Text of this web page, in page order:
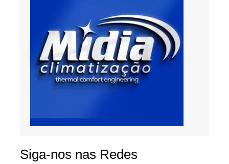
Siga-nos nas Redes